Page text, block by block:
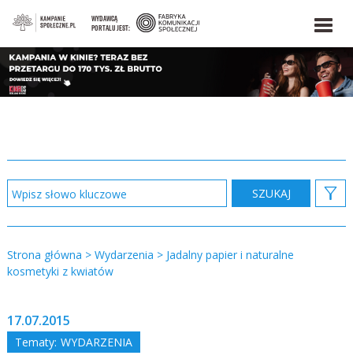
WYDAWCĄ
PORTALU JEST:
Strona główna > Wydarzenia > Jadalny papier i naturalne
kosmetyki z kwiatów
17.07.2015
Tematy: WYDARZENIA